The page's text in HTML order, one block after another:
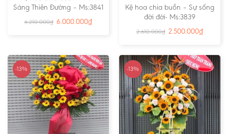
Sáng Thiên Đường – Ms:3841
6.210.000₫ 6.000.000₫
Kệ hoa chia buồn – Sự sống
đời đời- Ms:3839
2.610.000₫ 2.500.000₫
-13% -13%